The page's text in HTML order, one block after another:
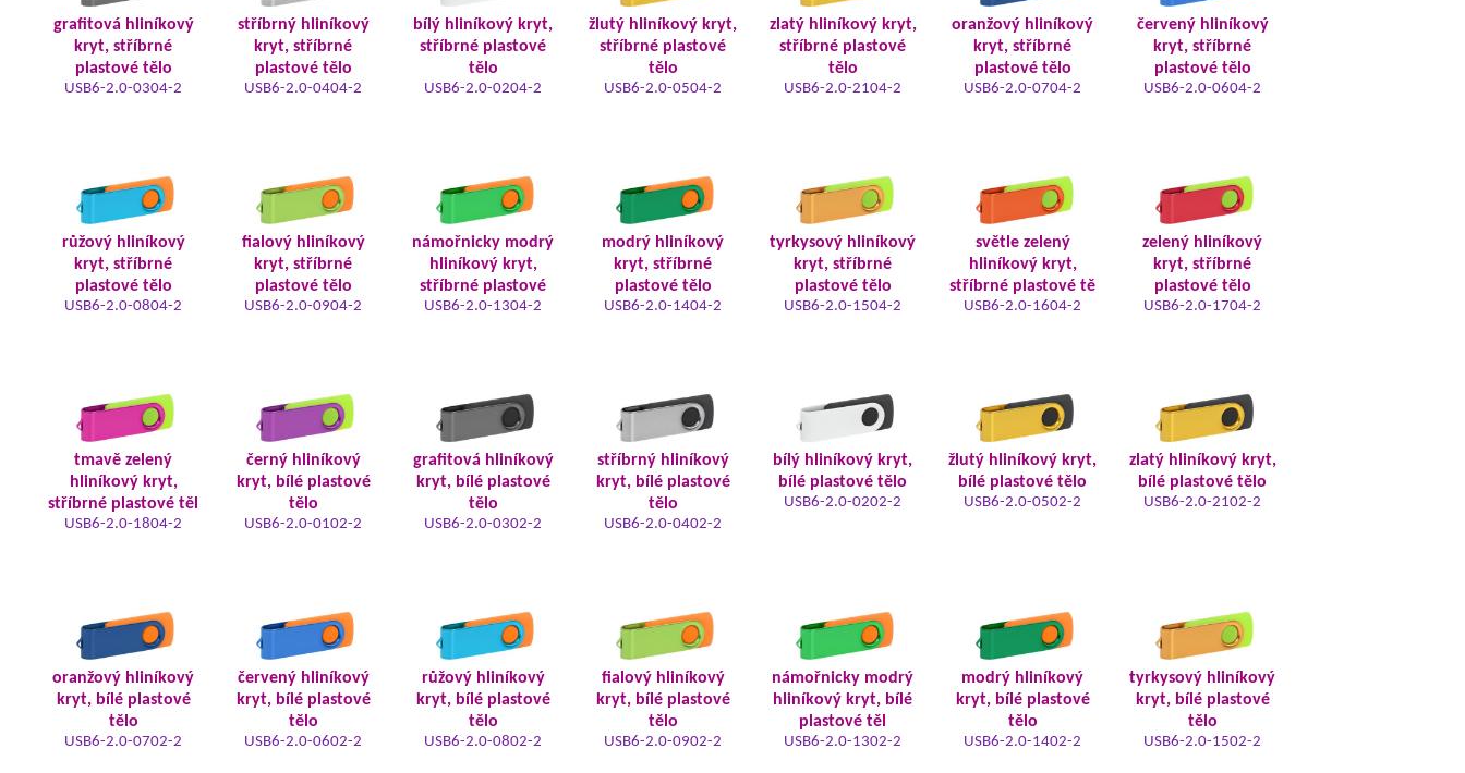
grafitová hliníkový
kryt, stříbrné
plastové tělo
USB6-2.0-0304-2
stříbrný hliníkový
kryt, stříbrné
plastové tělo
USB6-2.0-0404-2
bílý hliníkový kryt,
stříbrné plastové
tělo
USB6-2.0-0204-2
žlutý hliníkový kryt,
stříbrné plastové
tělo
USB6-2.0-0504-2
zlatý hliníkový kryt,
stříbrné plastové
tělo
USB6-2.0-2104-2
oranžový hliníkový
kryt, stříbrné
plastové tělo
USB6-2.0-0704-2
červený hliníkový
kryt, stříbrné
plastové tělo
USB6-2.0-0604-2
růžový hliníkový
kryt, stříbrné
plastové tělo
USB6-2.0-0804-2
fialový hliníkový
kryt, stříbrné
plastové tělo
USB6-2.0-0904-2
námořnicky modrý
hliníkový kryt,
stříbrné plastové
USB6-2.0-1304-2
modrý hliníkový
kryt, stříbrné
plastové tělo
USB6-2.0-1404-2
tyrkysový hliníkový
kryt, stříbrné
plastové tělo
USB6-2.0-1504-2
světle zelený
hliníkový kryt,
stříbrné plastové tě
USB6-2.0-1604-2
zelený hliníkový
kryt, stříbrné
plastové tělo
USB6-2.0-1704-2
tmavě zelený
hliníkový kryt,
stříbrné plastové těl
USB6-2.0-1804-2
černý hliníkový
kryt, bílé plastové
tělo
USB6-2.0-0102-2
grafitová hliníkový
kryt, bílé plastové
tělo
USB6-2.0-0302-2
stříbrný hliníkový
kryt, bílé plastové
tělo
USB6-2.0-0402-2
bílý hliníkový kryt,
bílé plastové tělo
USB6-2.0-0202-2
žlutý hliníkový kryt,
bílé plastové tělo
USB6-2.0-0502-2
zlatý hliníkový kryt,
bílé plastové tělo
USB6-2.0-2102-2
oranžový hliníkový
kryt, bílé plastové
tělo
USB6-2.0-0702-2
červený hliníkový
kryt, bílé plastové
tělo
USB6-2.0-0602-2
růžový hliníkový
kryt, bílé plastové
tělo
USB6-2.0-0802-2
fialový hliníkový
kryt, bílé plastové
tělo
USB6-2.0-0902-2
námořnicky modrý
hliníkový kryt, bílé
plastové těl
USB6-2.0-1302-2
modrý hliníkový
kryt, bílé plastové
tělo
USB6-2.0-1402-2
tyrkysový hliníkový
kryt, bílé plastové
tělo
USB6-2.0-1502-2